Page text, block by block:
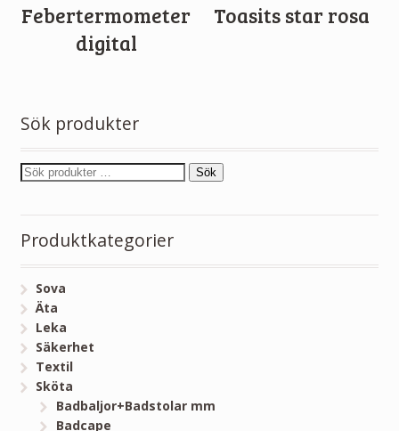
Febertermometer
digital
Toasits star rosa
Sök produkter
Sök
Produktkategorier
Sova
Äta
Leka
Säkerhet
Textil
Sköta
Badbaljor+Badstolar mm
Badcape